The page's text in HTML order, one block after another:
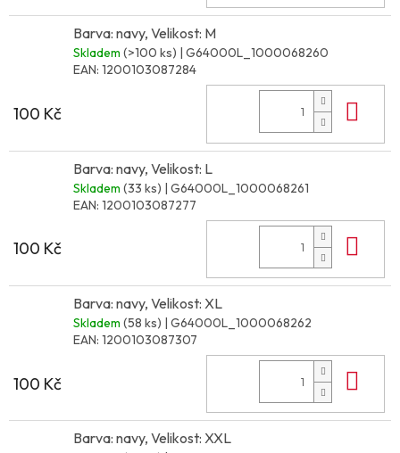
Barva: navy, Velikost: M
Skladem (>100 ks) | G64000L_1000068260
EAN: 1200103087284
100 Kč
Barva: navy, Velikost: L
Skladem (33 ks) | G64000L_1000068261
EAN: 1200103087277
100 Kč
Barva: navy, Velikost: XL
Skladem (58 ks) | G64000L_1000068262
EAN: 1200103087307
100 Kč
Barva: navy, Velikost: XXL